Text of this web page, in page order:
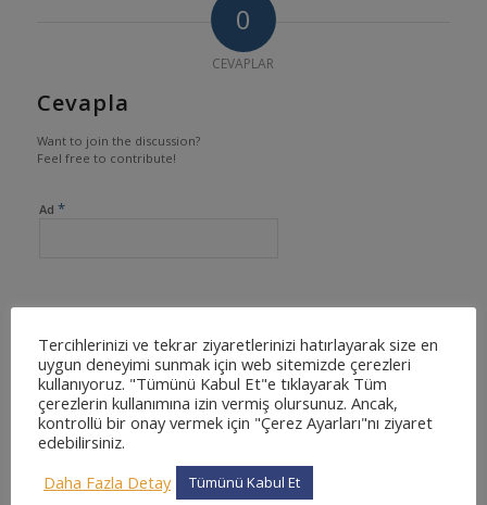
0
CEVAPLAR
Cevapla
Want to join the discussion?
Feel free to contribute!
Ad *
*
İnternet sitesi
Tercihlerinizi ve tekrar ziyaretlerinizi hatırlayarak size en
uygun deneyimi sunmak için web sitemizde çerezleri
kullanıyoruz. "Tümünü Kabul Et"e tıklayarak Tüm
çerezlerin kullanımına izin vermiş olursunuz. Ancak,
kontrollü bir onay vermek için "Çerez Ayarları"nı ziyaret
edebilirsiniz.
Daha Fazla Detay
Tümünü Kabul Et